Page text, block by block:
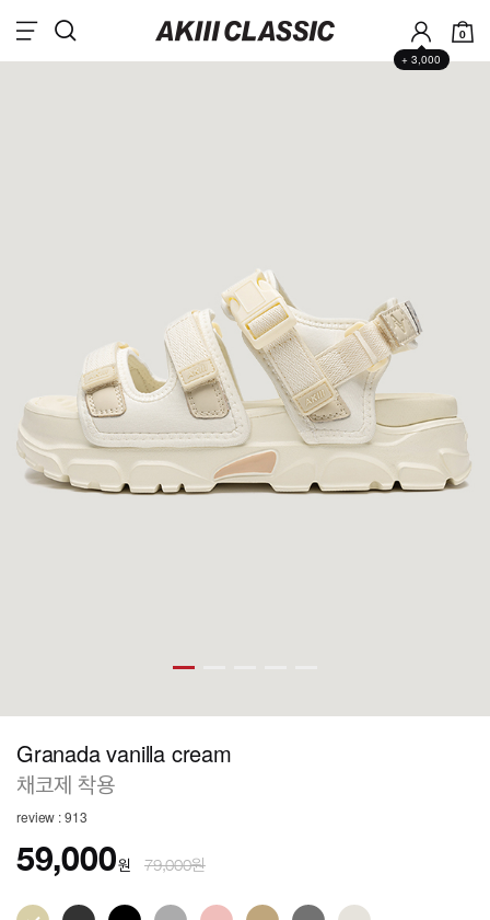
+ 3,000
0
Granada vanilla cream
채코제 착용
review : 913
59,000원 79,000원